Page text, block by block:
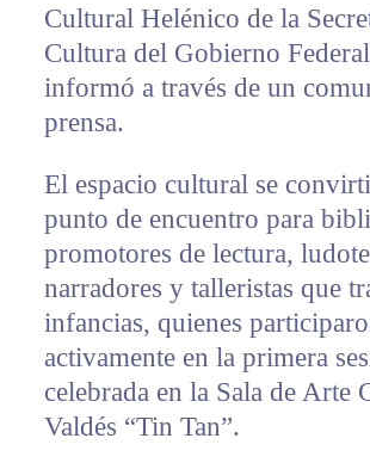
Cultural Helénico de la
Cultura del Gobierno
informó a través de un
prensa.
El espacio cultural se
punto de encuentro para
promotores de lectura,
narradores y talleristas que
infancias, quienes
activamente en la primera
celebrada en la Sala de Arte
Valdés “Tin Tan”.